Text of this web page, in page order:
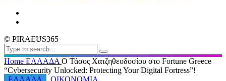
© PIRAEUS365
Home ΕΛΛΑΔΑ Ο Τάσος Χατζηθεοδοσίου στο Fortune Greece
“Cybersecurity Unlocked: Protecting Your Digital Fortress”!
ΕΛΛΑΔΑ
ΟΙΚΟΝΟΜΙΑ